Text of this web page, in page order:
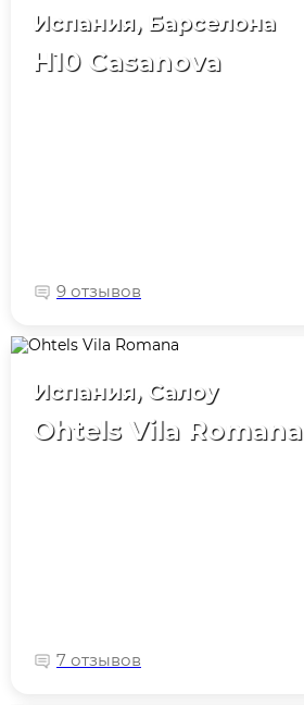
Испания, Барселона
H10 Casanova
9 отзывов
Испания, Салоу
Ohtels Vila Romana
7 отзывов